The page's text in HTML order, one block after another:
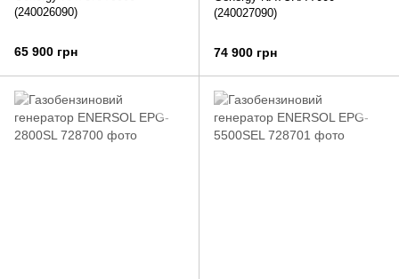
(240026090)
65 900 грн
(240027090)
74 900 грн